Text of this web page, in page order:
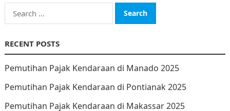
Search
for:
RECENT POSTS
Pemutihan Pajak Kendaraan di Manado 2025
Pemutihan Pajak Kendaraan di Pontianak 2025
Pemutihan Pajak Kendaraan di Makassar 2025